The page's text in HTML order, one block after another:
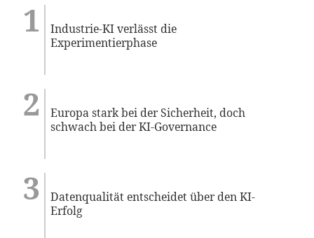
Industrie-KI verlässt die
Experimentierphase
Europa stark bei der Sicherheit, doch
schwach bei der KI-Governance
Datenqualität entscheidet über den KI-
Erfolg